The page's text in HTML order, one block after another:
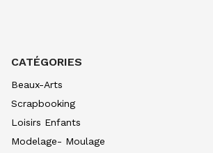
AQUARELLE EXTRA FINE
BLEU INDIGO 308
7.90€ TTC
CATÉGORIES
Beaux-Arts
Scrapbooking
Loisirs Enfants
Modelage- Moulage